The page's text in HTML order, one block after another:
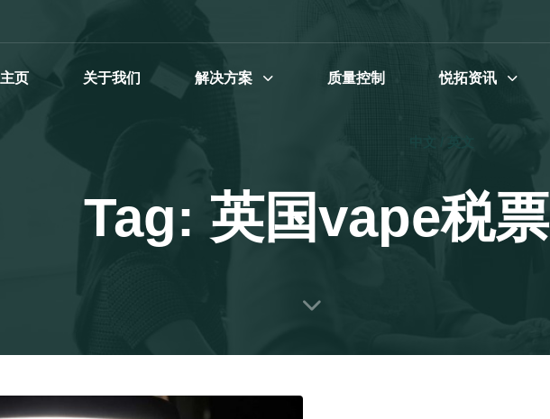
主页 关于我们 解决方案 质量控制 悦拓资讯
Tag: 英国vape税票